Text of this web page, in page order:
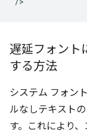
遅延フォント
する方法
システム フォン
ルなしテキスト
す。これにより